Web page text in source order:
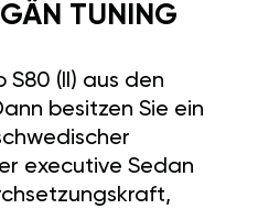
TUNING
S80 (II) aus den
besitzen Sie ein
executive Sedan